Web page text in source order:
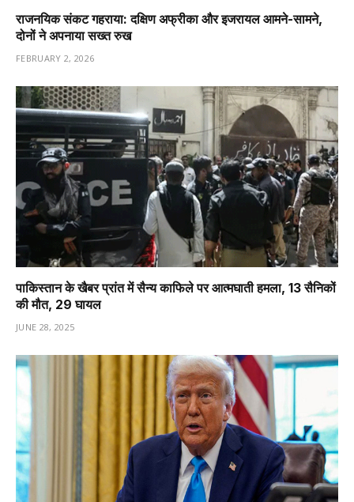
राजनयिक संकट गहराया: दक्षिण अफ्रीका और इजरायल आमने-सामने,
दोनों ने अपनाया सख्त रुख
FEBRUARY 2, 2026
पाकिस्तान के खैबर प्रांत में सैन्य काफिले पर आत्मघाती हमला, 13 सैनिकों
की मौत, 29 घायल
JUNE 28, 2025